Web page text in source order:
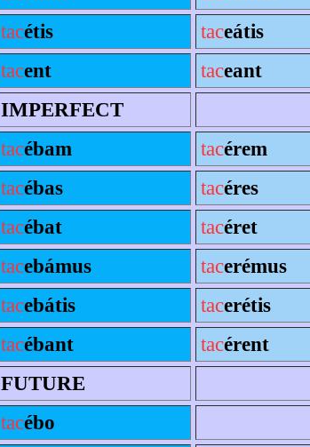
tacétis taceátis
tacent taceant
IMPERFECT
tacébam tacérem
tacébas tacéres
tacébat tacéret
tacebámus tacerémus
tacebátis tacerétis
tacébant tacérent
FUTURE
tacébo